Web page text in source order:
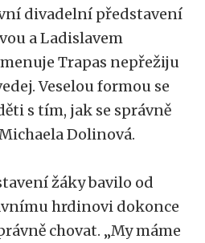
divadelní představení
a Ladislavem
Trapas nepřežiju
Veselou formou se
s tím, jak se správně
Dolinová.
žáky bavilo od
hrdinovi dokonce
chovat. „My máme